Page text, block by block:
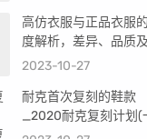
高仿衣服与正品衣服
度解析，差异、品质
值
2023-10-27
耐克首次复刻的鞋款
_2020耐克复刻计划(
推荐)